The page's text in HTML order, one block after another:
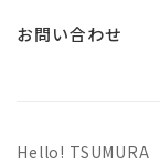
お問い合わせ
Hello! TSUMURA